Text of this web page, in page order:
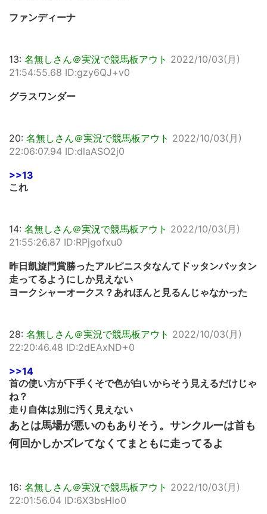
ファンディーナ
13: 名無しさん＠実況で競馬板アウト 2022/10/03(月)
21:54:55.68 ID:gzy6QJ+v0
グラスワンダー
20: 名無しさん＠実況で競馬板アウト 2022/10/03(月)
22:06:07.94 ID:dlaASO2j0
>>13
これ
14: 名無しさん＠実況で競馬板アウト 2022/10/03(月)
21:55:26.87 ID:RPjgofxu0
昨日凱旋門賞勝ったアルピニスタなんてドッタンバッタン
走ってるようにしか見えない
ヨークシャーオークス？あれほんと見るんじゃなかった
28: 名無しさん＠実況で競馬板アウト 2022/10/03(月)
22:20:46.48 ID:2dEAxND+0
>>14
首の使い方が下手くそで色が白いからそう見えるだけじゃ
ね？
走り自体は別に汚く見えない
あとは馬場が悪いのもありそう。サンクルーは首も
何回かしかズレてなくてまともに走ってるよ
16: 名無しさん＠実況で競馬板アウト 2022/10/03(月)
22:01:56.04 ID:6X3bsHlo0